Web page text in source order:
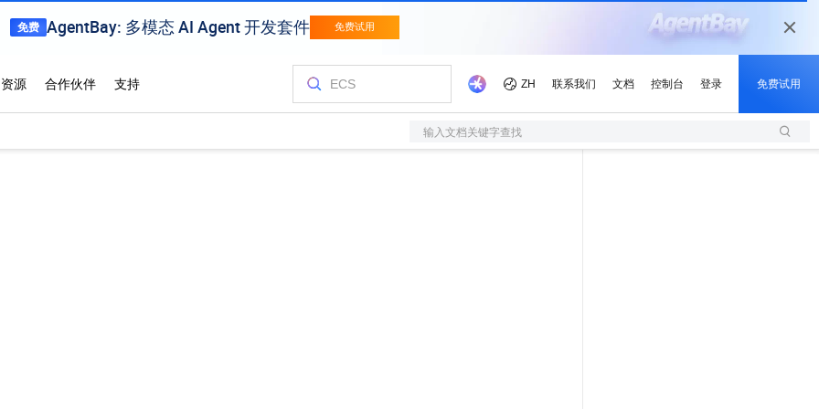
输入文档关键字查找